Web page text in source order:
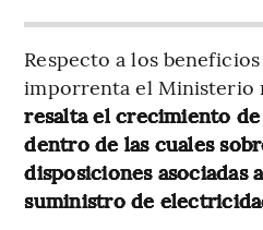
Respecto a los
imporrenta el Ministerio
resalta el crecimiento
dentro de las cuales
disposiciones asociadas
suministro de